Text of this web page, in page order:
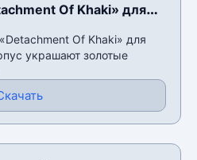
Of Khaki» для
Of Khaki» для
украшают золотые